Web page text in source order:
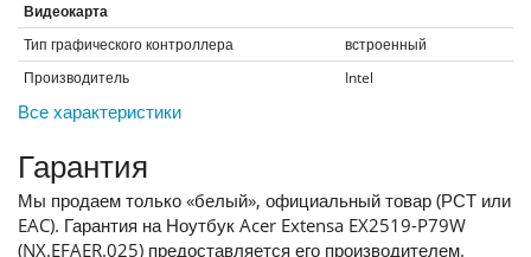
Видеокарта
Тип графического контроллера
встроенный
Производитель
Intel
Все характеристики
Гарантия
Мы продаем только «белый», официальный товар (РСТ или
EAC). Гарантия на Ноутбук Acer Extensa EX2519-P79W
(NX.EFAER.025) предоставляется его производителем.